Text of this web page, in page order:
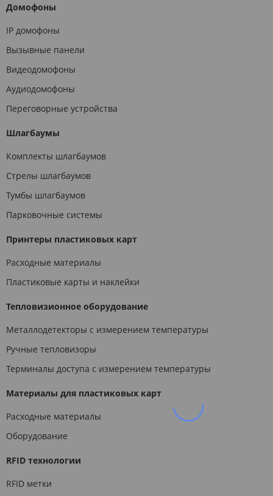
Домофоны
IP домофоны
Вызывные панели
Видеодомофоны
Аудиодомофоны
Переговорные устройства
Шлагбаумы
Комплекты шлагбаумов
Стрелы шлагбаумов
Тумбы шлагбаумов
Парковочные системы
Принтеры пластиковых карт
Расходные материалы
Пластиковые карты и наклейки
Тепловизионное оборудование
Металлодетекторы с измерением температуры
Ручные тепловизоры
Терминалы доступа с измерением температуры
Материалы для пластиковых карт
Расходные материалы
Оборудование
RFID технологии
RFID метки